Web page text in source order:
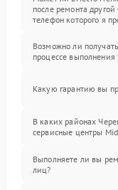
после ремонта
телефон которого я
Возможно ли
процессе
Какую гарантию вы
В каких районах
сервисные центры
Выполняете ли вы
лиц?